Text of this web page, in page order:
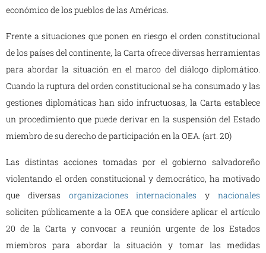
económico de los pueblos de las Américas.
Frente a situaciones que ponen en riesgo el orden constitucional
de los países del continente, la Carta ofrece diversas herramientas
para abordar la situación en el marco del diálogo diplomático.
Cuando la ruptura del orden constitucional se ha consumado y las
gestiones diplomáticas han sido infructuosas, la Carta establece
un procedimiento que puede derivar en la suspensión del Estado
miembro de su derecho de participación en la OEA. (art. 20)
Las distintas acciones tomadas por el gobierno salvadoreño
violentando el orden constitucional y democrático, ha motivado
que diversas
organizaciones internacionales y
nacionales
soliciten públicamente a la OEA que considere aplicar el artículo
20 de la Carta y convocar a reunión urgente de los Estados
miembros para abordar la situación y tomar las medidas